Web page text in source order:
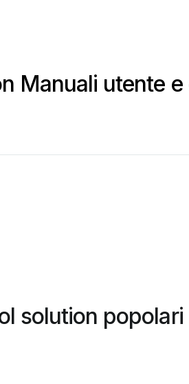
Manuali utente e
solution popolari